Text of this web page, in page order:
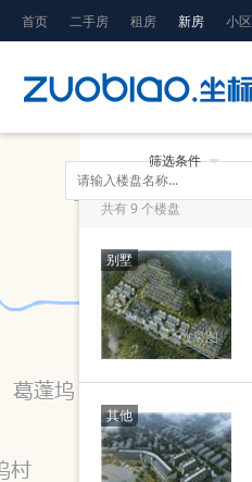
首页 二手房 租房 新房 小区
筛选条件
共有9 个楼盘
效果图
别墅
其他